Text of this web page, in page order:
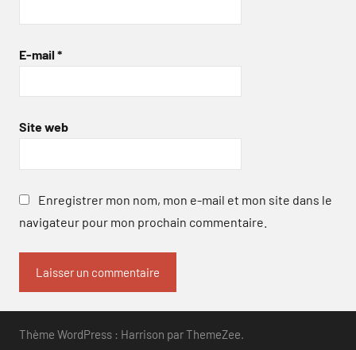
E-mail *
Site web
Enregistrer mon nom, mon e-mail et mon site dans le
navigateur pour mon prochain commentaire.
Thème WordPress : Harrison par ThemeZee.